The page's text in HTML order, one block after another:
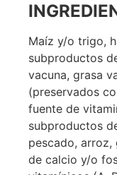
Maíz y/o trigo,
subproductos
vacuna, grasa
(preservados
fuente de
subproductos
pescado, arroz,
de calcio y/o